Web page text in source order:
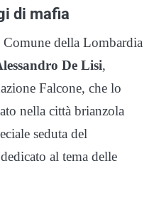
di mafia
della Lombardia
De Lisi,
Falcone, che lo
nella città brianzola
seduta del
al tema delle